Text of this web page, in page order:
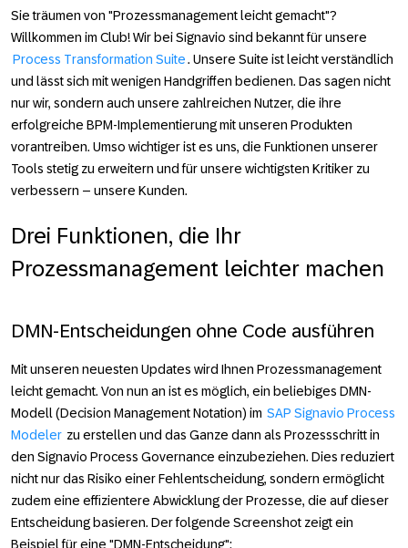
Sie träumen von "Prozessmanagement leicht gemacht"?
Willkommen im Club! Wir bei Signavio sind bekannt für unsere
Process Transformation Suite. Unsere Suite ist leicht verständlich
und lässt sich mit wenigen Handgriffen bedienen. Das sagen nicht
nur wir, sondern auch unsere zahlreichen Nutzer, die ihre
erfolgreiche BPM-Implementierung mit unseren Produkten
vorantreiben. Umso wichtiger ist es uns, die Funktionen unserer
Tools stetig zu erweitern und für unsere wichtigsten Kritiker zu
verbessern – unsere Kunden.
Drei Funktionen, die Ihr
Prozessmanagement leichter machen
DMN-Entscheidungen ohne Code ausführen
Mit unseren neuesten Updates wird Ihnen Prozessmanagement
leicht gemacht. Von nun an ist es möglich, ein beliebiges DMN-
Modell (Decision Management Notation) im SAP Signavio Process
Modeler zu erstellen und das Ganze dann als Prozessschritt in
den Signavio Process Governance einzubeziehen. Dies reduziert
nicht nur das Risiko einer Fehlentscheidung, sondern ermöglicht
zudem eine effizientere Abwicklung der Prozesse, die auf dieser
Entscheidung basieren. Der folgende Screenshot zeigt ein
Beispiel für eine "DMN-Entscheidung":